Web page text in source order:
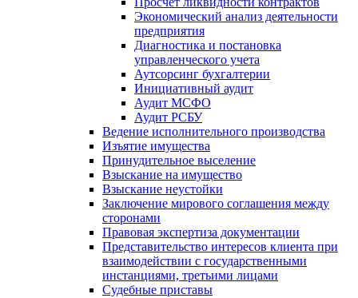
Экономический анализ деятельности
предприятия
Диагностика и постановка
управленческого учета
Аутсорсинг бухгалтерии
Инициативный аудит
Аудит МСФО
Аудит РСБУ
Ведение исполнительного производства
Изъятие имущества
Принудительное выселение
Взыскание на имущество
Взыскание неустойки
Заключение мирового соглашения между
сторонами
Правовая экспертиза документации
Представительство интересов клиента при
взаимодействии с государственными
инстанциями, третьими лицами
Судебные приставы